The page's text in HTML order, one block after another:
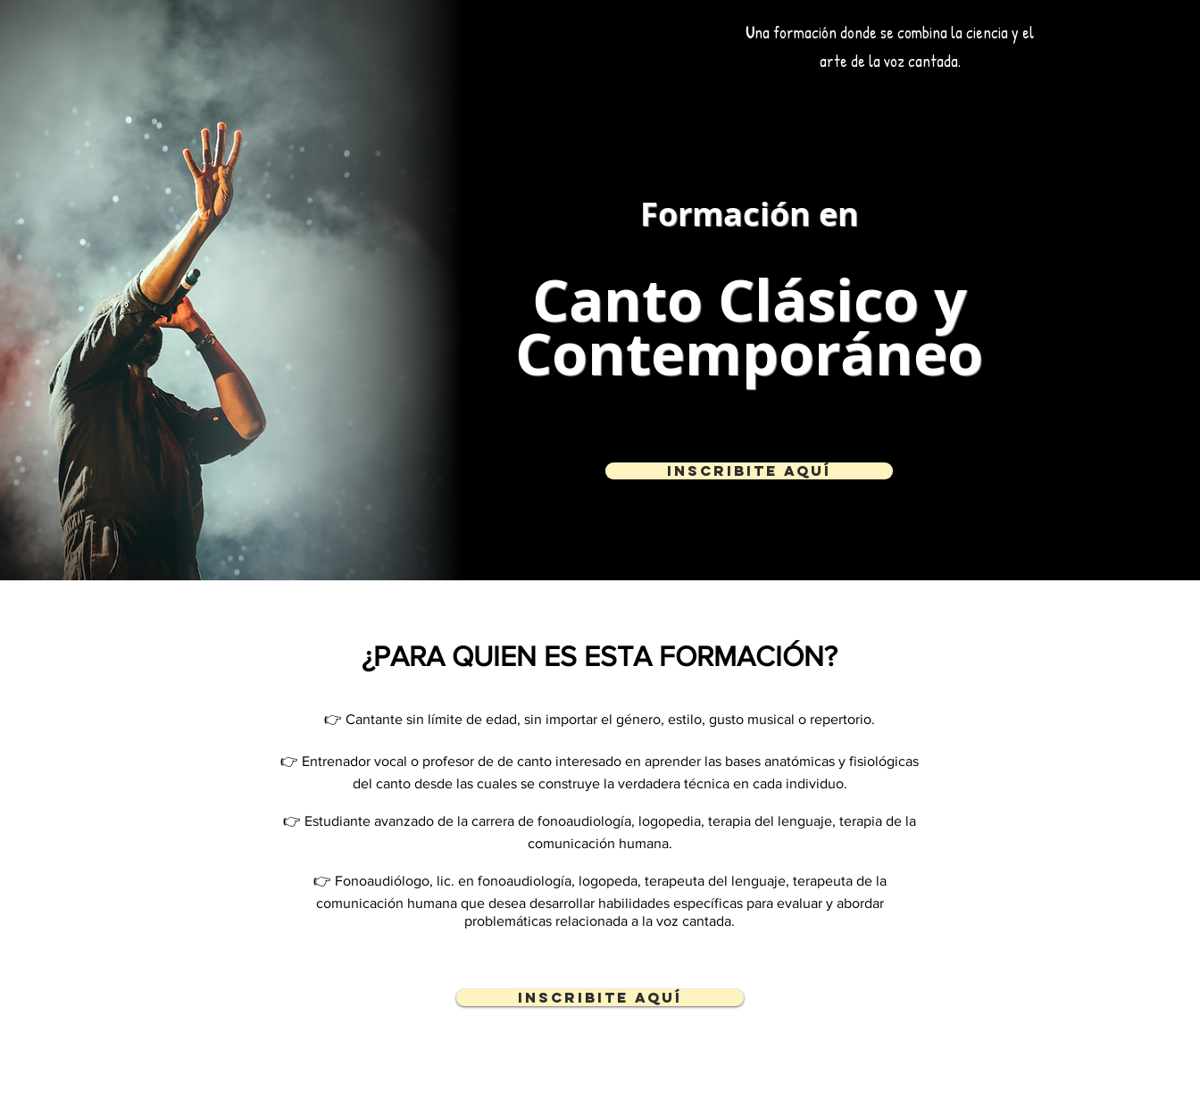
Una formación donde se combina la ciencia y el
arte de la voz cantada.
Inscribite aquí
Formación en
Canto Clásico y
Contemporáneo
¿PARA QUIEN ES ESTA FORMACIÓN?
👉 Cantante sin límite de edad, sin importar el género, estilo, gusto musical o repertorio.
👉 Entrenador vocal o profesor de de canto interesado en aprender las bases anatómicas y fisiológicas
del canto desde las cuales se construye la verdadera técnica en cada individuo.
👉 Estudiante avanzado de la carrera de fonoaudiología, logopedia, terapia del lenguaje, terapia de la
comunicación humana.
👉 Fonoaudiólogo, lic. en fonoaudiología, logopeda, terapeuta del lenguaje, terapeuta de la
comunicación humana que desea desarrollar habilidades específicas para evaluar y abordar
problemáticas relacionada a la voz cantada.
Inscribite aquí